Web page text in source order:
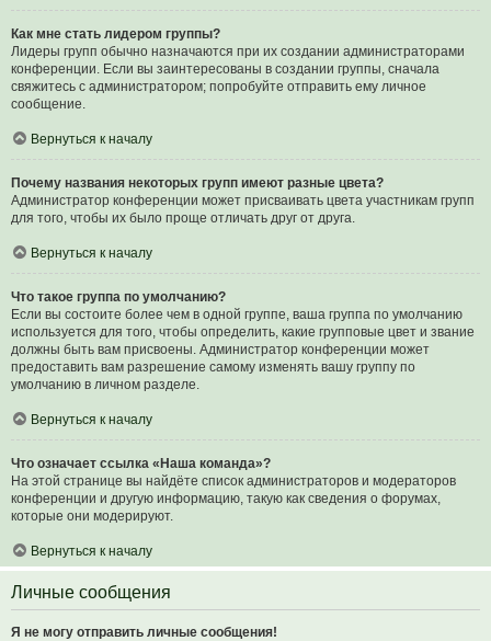
Как мне стать лидером группы?
Лидеры групп обычно назначаются при их создании администраторами
конференции. Если вы заинтересованы в создании группы, сначала
свяжитесь с администратором; попробуйте отправить ему личное
сообщение.
Вернуться к началу
Почему названия некоторых групп имеют разные цвета?
Администратор конференции может присваивать цвета участникам групп
для того, чтобы их было проще отличать друг от друга.
Вернуться к началу
Что такое группа по умолчанию?
Если вы состоите более чем в одной группе, ваша группа по умолчанию
используется для того, чтобы определить, какие групповые цвет и звание
должны быть вам присвоены. Администратор конференции может
предоставить вам разрешение самому изменять вашу группу по
умолчанию в личном разделе.
Вернуться к началу
Что означает ссылка «Наша команда»?
На этой странице вы найдёте список администраторов и модераторов
конференции и другую информацию, такую как сведения о форумах,
которые они модерируют.
Вернуться к началу
Личные сообщения
Я не могу отправить личные сообщения!